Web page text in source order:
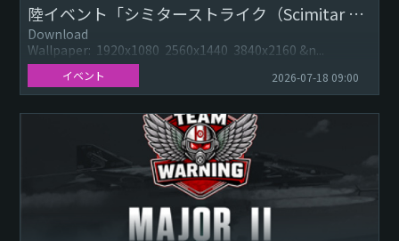
陸イベント「シミターストライク（Scimitar Strike）」：シミター Mk.2
Download
Wallpaper: 1920x1080 2560x1440 3840x2160 &n...
イベント 2026-07-18 09:00